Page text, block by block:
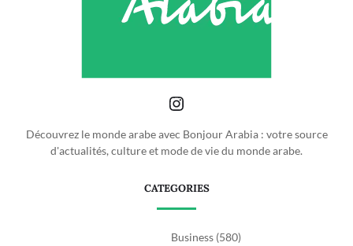
Découvrez le monde arabe avec Bonjour Arabia : votre source
d'actualités, culture et mode de vie du monde arabe.
CATEGORIES
Business (580)